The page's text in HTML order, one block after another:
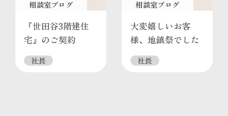
相談室ブログ
『世田谷3階建住
宅』のご契約
社長
相談室ブログ
大変嬉しいお客
様、地鎮祭でした
社長